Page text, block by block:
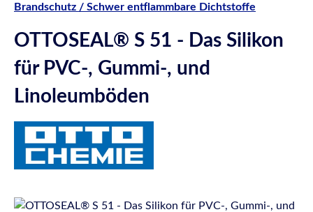
Brandschutz / Schwer entflammbare Dichtstoffe
OTTOSEAL® S 51 - Das Silikon
für PVC-, Gummi-, und
Linoleumböden
Bildergalerie überspringen